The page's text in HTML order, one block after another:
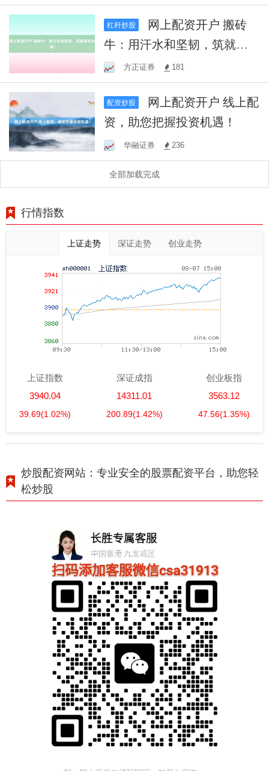
旅！
杠杆炒股
牛：用汗水和坚韧，筑就美
好未来！
方正证券 181
配资炒股
资，助您把握投资机遇！
华融证券 236
全部加载完成
行情指数
上证走势 深证走势 创业走势
上证指数
3940.04
39.69(1.02%)
深证成指
14311.01
200.89(1.42%)
创业板指
3563.12
47.56(1.35%)
炒股配资网站：专业安全的股票配资平台，助您轻
松炒股